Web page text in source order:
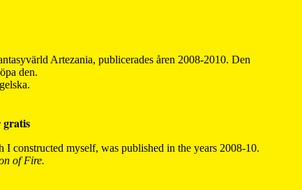
Artezania, publicerades åren 2008-2010. Den
den.
gratis
myself, was published in the years 2008-10.
of Fire.